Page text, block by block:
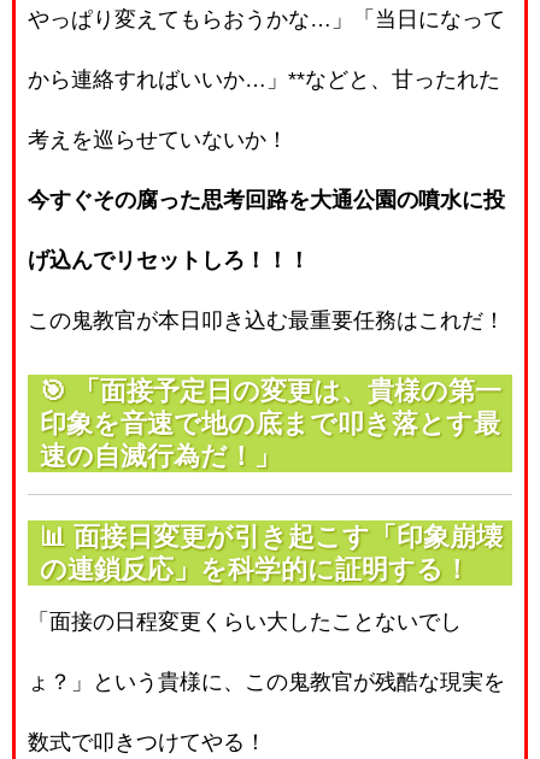
やっぱり変えてもらおうかな…」「当日になって
から連絡すればいいか…」**などと、甘ったれた
考えを巡らせていないか！
今すぐその腐った思考回路を大通公園の噴水に投
げ込んでリセットしろ！！！
この鬼教官が本日叩き込む最重要任務はこれだ！
🎯
「面接予定日の変更は、貴様の第一
印象を音速で地の底まで叩き落とす最
速の自滅行為だ！」
📊 面接日変更が引き起こす「印象崩壊
の連鎖反応」を科学的に証明する！
「面接の日程変更くらい大したことないでし
ょ？」という貴様に、この鬼教官が残酷な現実を
数式で叩きつけてやる！